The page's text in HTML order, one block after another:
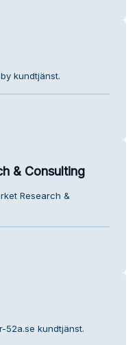
kundtjänst.
& Consulting
Research &
52a.se kundtjänst.